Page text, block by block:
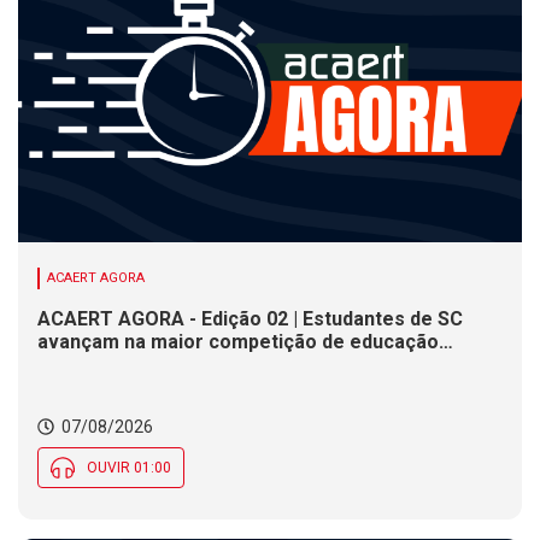
ACAERT AGORA
ACAERT AGORA - Edição 02 | Estudantes de SC
avançam na maior competição de educação
Social nesta sexta (7)
07/08/2026
OUVIR 01:00